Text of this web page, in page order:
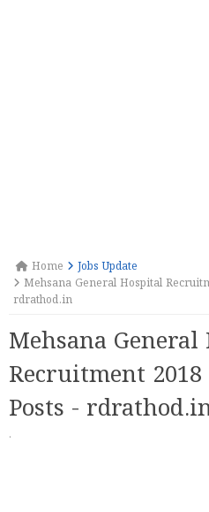
Home
Jobs Update
Mehsana General Hospital
rdrathod.in
Mehsana
Recruitment
Posts -
·